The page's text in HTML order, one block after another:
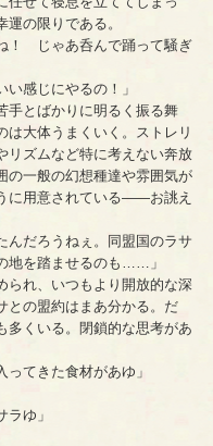
の限りである。
！ じゃあ呑んで踊って騒ぎ
感じにやるの！」
手とばかりに明るく振る舞
は大体うまくいく。ストレリ
リズムなど特に考えない奔放
の一般の幻想種達や雰囲気が
に用意されている――お誂え
んだろうねぇ。同盟国のラサ
地を踏ませるのも……」
れ、いつもより開放的な深
との盟約はまあ分かる。だ
多くいる。閉鎖的な思考があ
ってきた食材があゆ」
ゆ」